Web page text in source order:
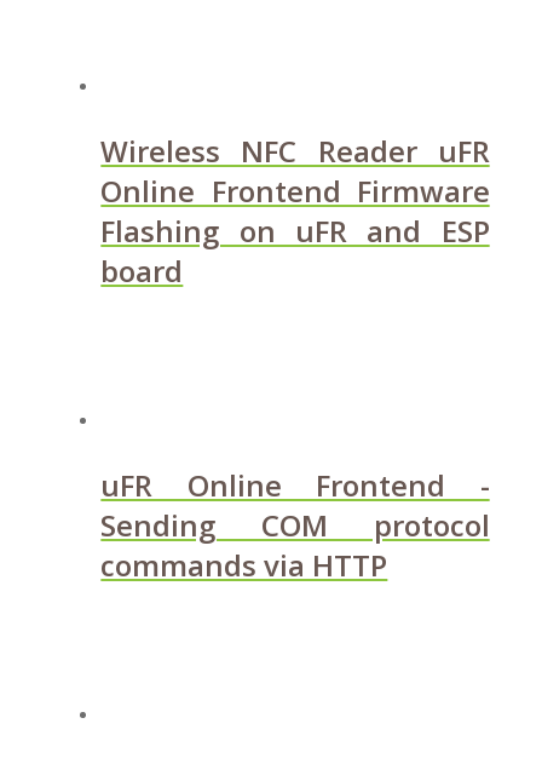
Wireless NFC Reader uFR
Online Frontend Firmware
Flashing on uFR and ESP
board
uFR Online Frontend -
Sending COM protocol
commands via HTTP